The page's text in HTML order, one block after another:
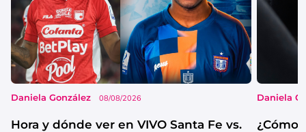
Daniela González 08/08/2026
Hora y dónde ver en VIVO Santa Fe vs.
Daniela
¿Cómo